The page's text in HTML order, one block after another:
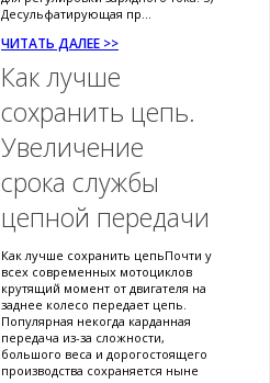
Десульфатирующая пр...
ЧИТАТЬ ДАЛЕЕ >>
Как лучше
сохранить цепь.
Увеличение
срока службы
цепной передачи
Как лучше сохранить цепьПочти у
всех современных мотоциклов
крутящий момент от двигателя на
заднее колесо передает цепь.
Популярная некогда карданная
передача из-за сложности,
большого веса и дорогостоящего
производства сохраняется ныне